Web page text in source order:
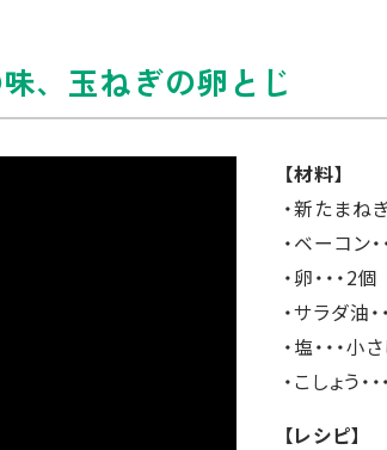
、玉ねぎの卵とじ
【材料】
・新たまねぎ
・ベーコン・
・卵・・・2個
・サラダ油・
・塩・・・小
・こしょう・
【レシピ】